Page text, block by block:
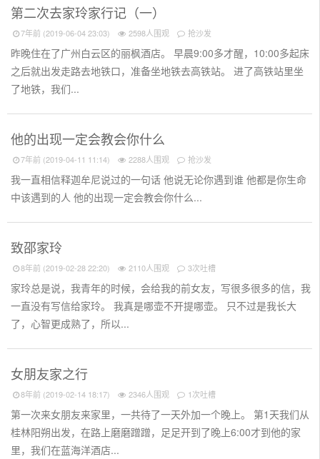
第二次去家玲家行记（一）
7年前 (2019-06-04 23:03) 2598人围观 抢沙发
昨晚住在了广州白云区的丽枫酒店。 早晨9:00多才醒，10:00多起床
之后就出发走路去地铁口，准备坐地铁去高铁站。 进了高铁站里坐
了地铁，我们...
他的出现一定会教会你什么
7年前 (2019-04-11 11:14) 2288人围观 抢沙发
我一直相信释迦牟尼说过的一句话 他说无论你遇到谁 他都是你生命
中该遇到的人 他的出现一定会教会你什么...
致邵家玲
8年前 (2019-02-28 22:20) 2110人围观 3次吐槽
家玲总是说，我青年的时候，会给我的前女友，写很多很多的信，我
一直没有写信给家玲。 我真是哪壶不开提哪壶。 只不过是我长大
了，心智更成熟了，所以...
女朋友家之行
8年前 (2019-02-14 18:17) 2346人围观 1次吐槽
第一次来女朋友来家里，一共待了一天外加一个晚上。 第1天我们从
桂林阳朔出发，在路上磨磨蹭蹭，足足开到了晚上6:00才到他的家
里，我们在蓝海洋酒店...